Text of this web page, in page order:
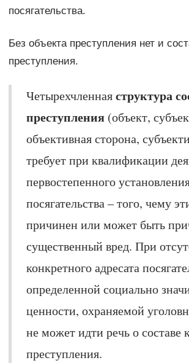
посягательства.
Без объекта преступления нет и
преступления.
Четырехчленнаяструктура
преступления(объект,
объективная сторона,
требует при квалификации
первостепенного
посягательства – того, чему
причинен или может быть
существенный вред. При
конкретного адресата
определенной социально
ценности, охраняемой
не может идти речь о составе
преступления.